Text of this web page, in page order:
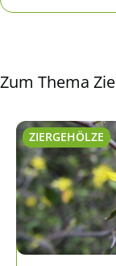
Zum Thema
ZIERGEHÖLZE